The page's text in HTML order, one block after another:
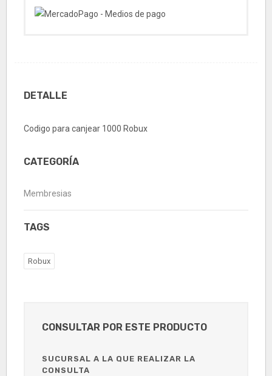
DETALLE
Codigo para canjear 1000 Robux
CATEGORÍA
Membresias
TAGS
Robux
CONSULTAR POR ESTE PRODUCTO
SUCURSAL A LA QUE REALIZAR LA
CONSULTA